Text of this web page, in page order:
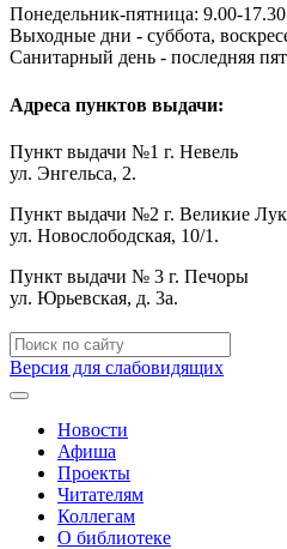
Понедельник-пятница: 9.00-17.30
Выходные дни - суббота,
Санитарный день - последняя
Адреса пунктов выдачи:
Пункт выдачи №1 г. Невель
ул. Энгельса, 2.
Пункт выдачи №2 г. Великие
ул. Новослободская, 10/1.
Пункт выдачи № 3 г. Печоры
ул. Юрьевская, д. 3а.
Версия для слабовидящих
Новости
Афиша
Проекты
Читателям
Коллегам
О библиотеке